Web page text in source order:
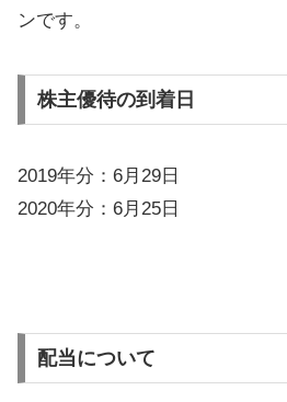
ンです。
株主優待の到着日
2019年分：6月29日
2020年分：6月25日
配当について